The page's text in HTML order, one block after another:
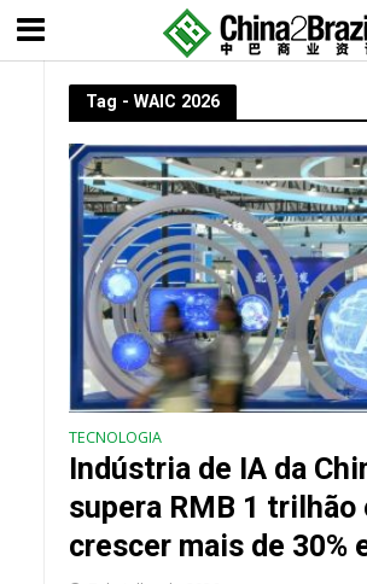
Tag - WAIC 2026
TECNOLOGIA
Indústria de IA da
supera RMB 1 trilhão
crescer mais de 30%